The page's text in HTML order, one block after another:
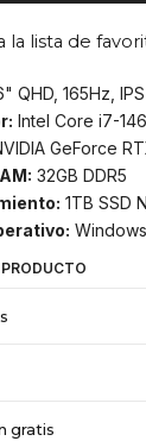
la lista de
QHD, 165Hz, IPS
Intel Core i7-
GeForce
32GB DDR5
1TB SSD
gratis